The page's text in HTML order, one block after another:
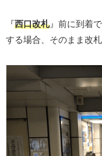
『西口改札』前に到着
する場合、そのまま改